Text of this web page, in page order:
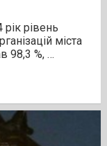
рівень
міста
98,3 %, …